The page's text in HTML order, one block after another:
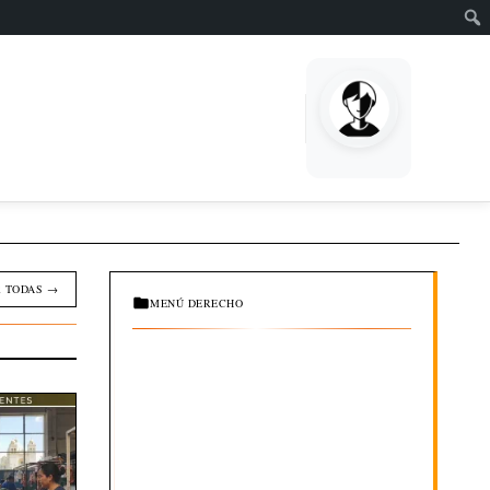
TODAS →
MENÚ DERECHO